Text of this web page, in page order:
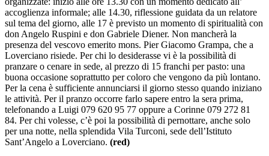
accoglienza informale; alle 14.30, riflessione guidata da un relatore
sul tema del giorno, alle 17 è previsto un momento di spiritualità con
don Angelo Ruspini e don Gabriele Diener. Non mancherà la
presenza del vescovo emerito mons. Pier Giacomo Grampa, che a
Loverciano risiede. Per chi lo desiderasse vi è la possibilità di
pranzare o cenare in sede, al prezzo di 15 franchi per pasto: una
buona occasione soprattutto per coloro che vengono da più lontano.
Per la cena è sufficiente annunciarsi il giorno stesso quando iniziano
le attività. Per il pranzo occorre farlo sapere entro la sera prima,
telefonando a Luigi 079 620 95 77 oppure a Corinne 079 272 81
84. Per chi volesse, c’è poi la possibilità di pernottare, anche solo
per una notte, nella splendida Vila Turconi, sede dell’Istituto
Sant’Angelo a Loverciano. (red)